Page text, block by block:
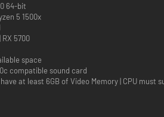
END NOGENSINDE
i franchisens historie med over 400
legender, herunder The Rock, Triple H,
som Rey Fénix, Rusev og Blake
64-bit
5 1500x
RX 5700
space
compatible sound card
at least 6GB of Video Memory | CPU must